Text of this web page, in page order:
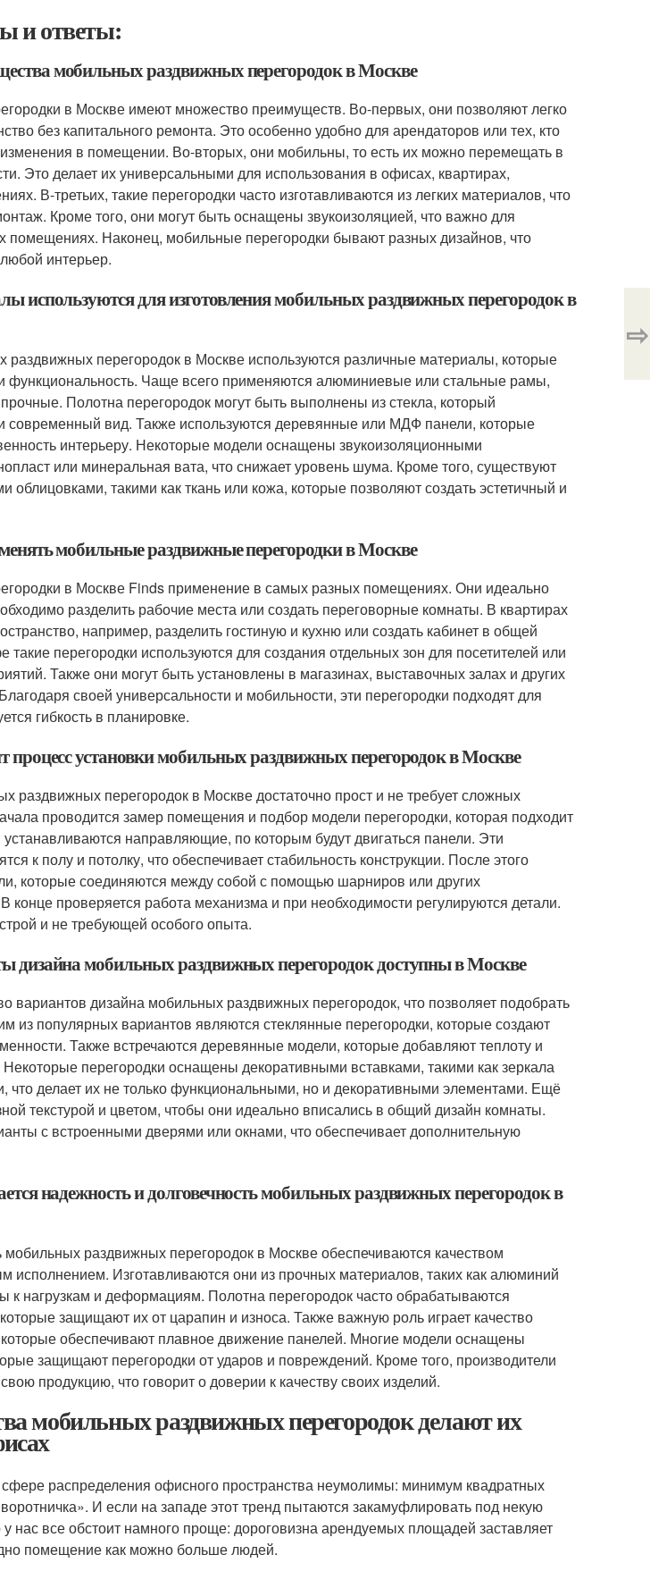
и ответы:
мобильных раздвижных перегородок в Москве
в Москве имеют множество преимуществ. Во-первых, они позволяют легко
без капитального ремонта. Это особенно удобно для арендаторов или тех, кто
изменения в помещении. Во-вторых, они мобильны, то есть их можно перемещать в
Это делает их универсальными для использования в офисах, квартирах,
В-третьих, такие перегородки часто изготавливаются из легких материалов, что
Кроме того, они могут быть оснащены звукоизоляцией, что важно для
помещениях. Наконец, мобильные перегородки бывают разных дизайнов, что
интерьер.
используются для изготовления мобильных раздвижных перегородок в
раздвижных перегородок в Москве используются различные материалы, которые
функциональность. Чаще всего применяются алюминиевые или стальные рамы,
Полотна перегородок могут быть выполнены из стекла, который
современный вид. Также используются деревянные или МДФ панели, которые
интерьеру. Некоторые модели оснащены звукоизоляционными
или минеральная вата, что снижает уровень шума. Кроме того, существуют
облицовками, такими как ткань или кожа, которые позволяют создать эстетичный и
мобильные раздвижные перегородки в Москве
в Москве Finds применение в самых разных помещениях. Они идеально
разделить рабочие места или создать переговорные комнаты. В квартирах
например, разделить гостиную и кухню или создать кабинет в общей
такие перегородки используются для создания отдельных зон для посетителей или
Также они могут быть установлены в магазинах, выставочных залах и других
своей универсальности и мобильности, эти перегородки подходят для
гибкость в планировке.
процесс установки мобильных раздвижных перегородок в Москве
раздвижных перегородок в Москве достаточно прост и не требует сложных
проводится замер помещения и подбор модели перегородки, которая подходит
направляющие, по которым будут двигаться панели. Эти
к полу и потолку, что обеспечивает стабильность конструкции. После этого
которые соединяются между собой с помощью шарниров или других
конце проверяется работа механизма и при необходимости регулируются детали.
и не требующей особого опыта.
дизайна мобильных раздвижных перегородок доступны в Москве
вариантов дизайна мобильных раздвижных перегородок, что позволяет подобрать
из популярных вариантов являются стеклянные перегородки, которые создают
Также встречаются деревянные модели, которые добавляют теплоту и
перегородки оснащены декоративными вставками, такими как зеркала
что делает их не только функциональными, но и декоративными элементами. Ещё
текстурой и цветом, чтобы они идеально вписались в общий дизайн комнаты.
с встроенными дверями или окнами, что обеспечивает дополнительную
надежность и долговечность мобильных раздвижных перегородок в
мобильных раздвижных перегородок в Москве обеспечиваются качеством
исполнением. Изготавливаются они из прочных материалов, таких как алюминий
к нагрузкам и деформациям. Полотна перегородок часто обрабатываются
защищают их от царапин и износа. Также важную роль играет качество
обеспечивают плавное движение панелей. Многие модели оснащены
защищают перегородки от ударов и повреждений. Кроме того, производители
продукцию, что говорит о доверии к качеству своих изделий.
мобильных раздвижных перегородок делают их
распределения офисного пространства неумолимы: минимум квадратных
И если на западе этот тренд пытаются закамуфлировать под некую
у нас все обстоит намного проще: дороговизна арендуемых площадей заставляет
помещение как можно больше людей.
⇨